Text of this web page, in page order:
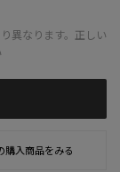
異なります。正しい
購入商品をみる